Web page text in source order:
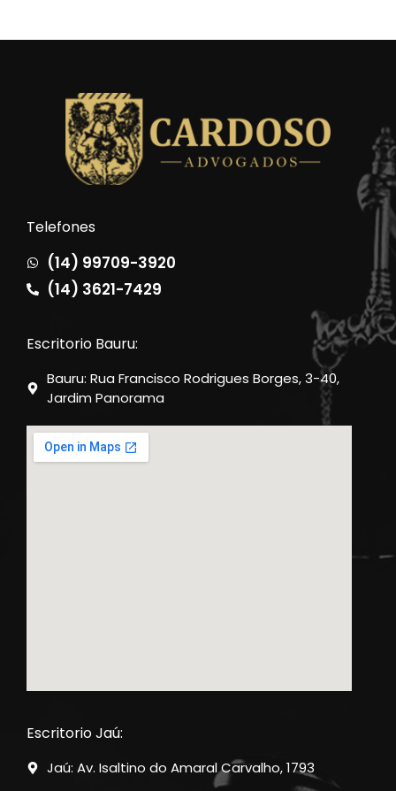
Telefones
(14) 99709-3920
(14) 3621-7429
Escritorio Bauru:
Bauru: Rua Francisco Rodrigues Borges, 3-40,
Jardim Panorama
Escritorio Jaú:
Jaú: Av. Isaltino do Amaral Carvalho, 1793